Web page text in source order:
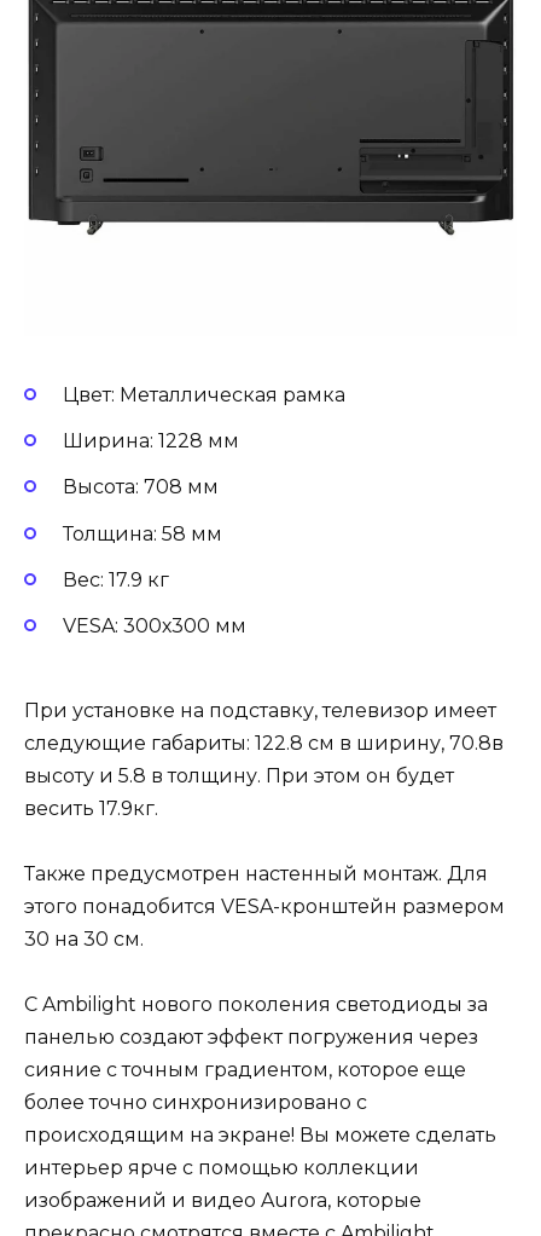
Цвет: Металлическая рамка
Ширина: 1228 мм
Высота: 708 мм
Толщина: 58 мм
Вес: 17.9 кг
VESA: 300х300 мм
При установке на подставку, телевизор имеет
следующие габариты: 122.8 см в ширину, 70.8в
высоту и 5.8 в толщину. При этом он будет
весить 17.9кг.
Также предусмотрен настенный монтаж. Для
этого понадобится VESA-кронштейн размером
30 на 30 см.
С Ambilight нового поколения светодиоды за
панелью создают эффект погружения через
сияние с точным градиентом, которое еще
более точно синхронизировано с
происходящим на экране! Вы можете сделать
интерьер ярче с помощью коллекции
изображений и видео Aurora, которые